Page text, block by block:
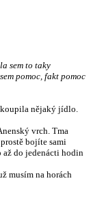
sem to taky
pomoc, fakt pomoc
koupila nějaký jídlo.
vrch. Tma
bojíte sami
až do jedenácti hodin
musím na horách